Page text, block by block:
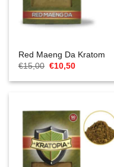
Red Maeng Da Kratom
€15,00 Ursprünglicher
Preis
war:
€10,50Aktueller
ist: